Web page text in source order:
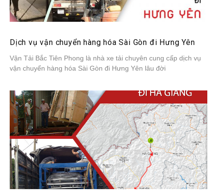
Dịch vụ vận chuyển hàng hóa Sài Gòn đi Hưng Yên
Vận Tải Bắc Tiên Phong là nhà xe tải chuyên cung cấp dịch vụ
vận chuyển hàng hóa Sài Gòn đi Hưng Yên lâu đời